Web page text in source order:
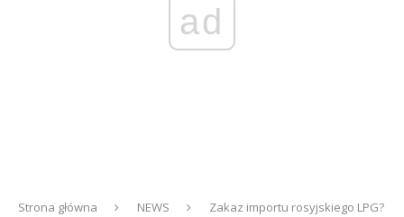
ad
Strona główna NEWS
Zakaz importu rosyjskiego LPG?